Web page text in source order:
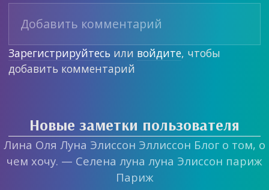
Зарегистрируйтесь или войдите, чтобы
добавить комментарий
Новые заметки пользователя
Лина Оля Луна Элиссон Эллиссон Блог о том, о
чем хочу. — Селена луна луна Элиссон париж
Париж